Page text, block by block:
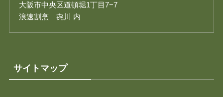
大阪市中央区道頓堀1丁目7−7
浪速割烹 㐂川 内
サイトマップ